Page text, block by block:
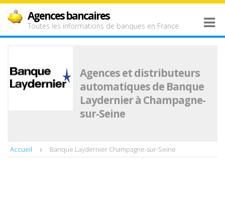
Agences bancaires
Toutes les informations de banques en France
Agences et distributeurs
automatiques de Banque
Laydernier à Champagne-
sur-Seine
Accueil Banque Laydernier Champagne-sur-Seine